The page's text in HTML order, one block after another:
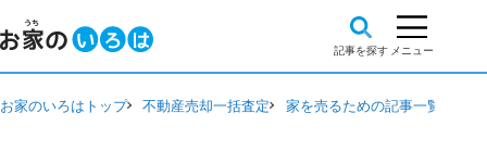
お家のいろはトップ 不動産売却一括査定 家を売るための記事一覧